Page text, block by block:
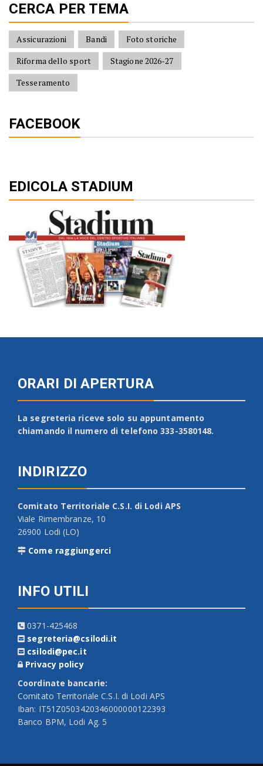
CERCA PER TEMA
Assicurazioni Bandi
Foto storiche
Riforma dello sport
Stagione 2026-27
Tesseramento
FACEBOOK
EDICOLA STADIUM
ORARI DI APERTURA
La segreteria riceve solo su appuntamento
chiamando il numero di telefono 333-3580148.
INDIRIZZO
Comitato Territoriale C.S.I. di Lodi APS
Viale Rimembranze, 10
26900 Lodi (LO)
Come raggiungerci
INFO UTILI
0371-425468
segreteria@csilodi.it
csilodi@pec.it
Privacy policy
Coordinate bancarie:
Comitato Territoriale C.S.I. di Lodi APS
Iban: IT51Z0503420346000000122393
Banco BPM, Lodi Ag. 5